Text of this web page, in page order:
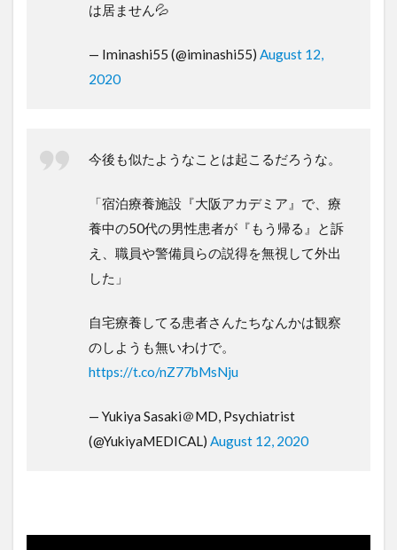
は居ません💦
— Iminashi55 (@iminashi55) August 12,
2020
今後も似たようなことは起こるだろうな。
「宿泊療養施設『大阪アカデミア』で、療
養中の50代の男性患者が『もう帰る』と訴
え、職員や警備員らの説得を無視して外出
した」
自宅療養してる患者さんたちなんかは観察
のしようも無いわけで。
https://t.co/nZ77bMsNju
— Yukiya Sasaki＠MD, Psychiatrist
(@YukiyaMEDICAL) August 12, 2020